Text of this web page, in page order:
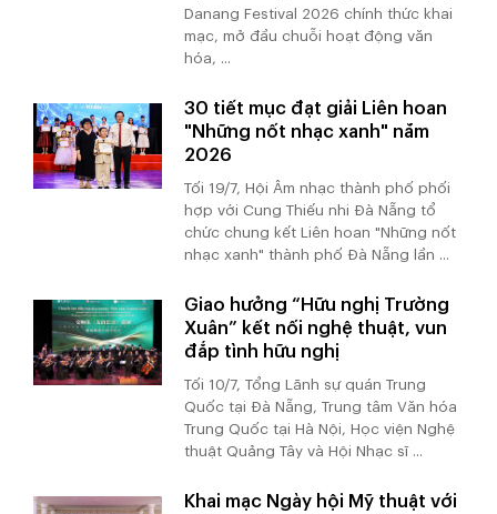
Danang Festival 2026 chính thức khai
mạc, mở đầu chuỗi hoạt động văn
hóa, ...
30 tiết mục đạt giải Liên hoan
"Những nốt nhạc xanh" năm
2026
Tối 19/7, Hội Âm nhạc thành phố phối
hợp với Cung Thiếu nhi Đà Nẵng tổ
chức chung kết Liên hoan "Những nốt
nhạc xanh" thành phố Đà Nẵng lần ...
Giao hưởng “Hữu nghị Trường
Xuân” kết nối nghệ thuật, vun
đắp tình hữu nghị
Tối 10/7, Tổng Lãnh sự quán Trung
Quốc tại Đà Nẵng, Trung tâm Văn hóa
Trung Quốc tại Hà Nội, Học viện Nghệ
thuật Quảng Tây và Hội Nhạc sĩ ...
Khai mạc Ngày hội Mỹ thuật với